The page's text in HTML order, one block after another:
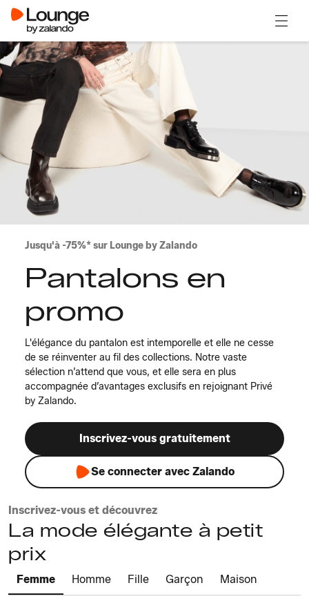
Jusqu'à -75%* sur Lounge by Zalando
Pantalons en
promo
L'élégance du pantalon est intemporelle et elle ne cesse
de se réinventer au fil des collections. Notre vaste
sélection n’attend que vous, et elle sera en plus
accompagnée d’avantages exclusifs en rejoignant Privé
by Zalando.
Inscrivez-vous gratuitement
Se connecter avec Zalando
Inscrivez-vous et découvrez
La mode élégante à petit
prix
Femme Homme Fille Garçon Maison